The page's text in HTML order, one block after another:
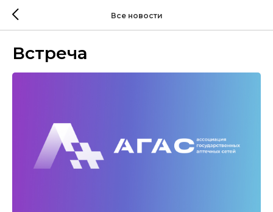
Все новости
Встреча